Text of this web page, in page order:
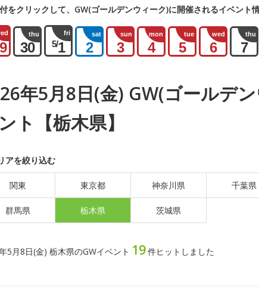
をクリックして、GW(ゴールデンウィーク)に開催されるイベント
thu
30
fri
5/1
sat
2
sun
3
mon
4
tue
5
wed
6
thu
7
年5月8日(金) GW(ゴールデ
ト【栃木県】
アを絞り込む
関東 東京都 神奈川県 千葉県
群馬県 栃木県 茨城県
5月8日(金) 栃木県のGWイベント 19件ヒットしました